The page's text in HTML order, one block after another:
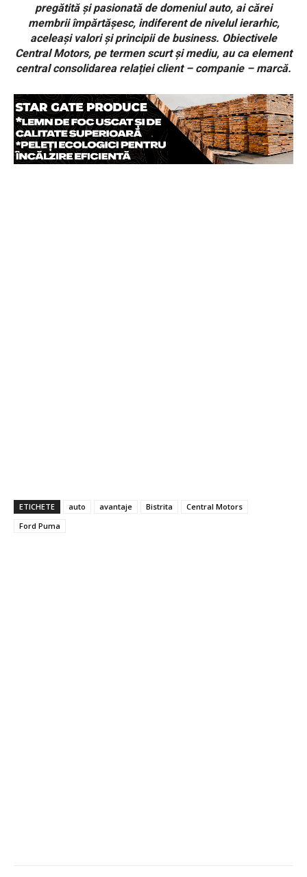
pregătită și pasionată de domeniul auto, ai cărei
membrii împărtășesc, indiferent de nivelul ierarhic,
aceleași valori și principii de business. Obiectivele
Central Motors, pe termen scurt și mediu, au ca element
central consolidarea relației client – companie – marcă.
ETICHETE auto avantaje Bistrita
Central Motors
Ford Puma